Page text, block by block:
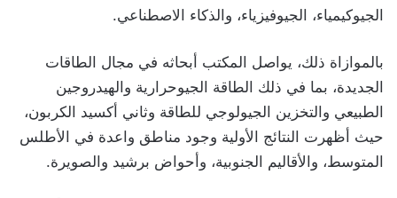
الجيوكيمياء، الجيوفيزياء، والذكاء الاصطناعي.
بالموازاة ذلك، يواصل المكتب أبحاثه في مجال الطاقات
الجديدة، بما في ذلك الطاقة الجيوحرارية والهيدروجين
الطبيعي والتخزين الجيولوجي للطاقة وثاني أكسيد الكربون،
حيث أظهرت النتائج الأولية وجود مناطق واعدة في الأطلس
المتوسط، والأقاليم الجنوبية، وأحواض برشيد والصويرة.